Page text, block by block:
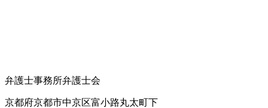
弁護士事務所弁護士会
京都府京都市中京区富小路丸太町下